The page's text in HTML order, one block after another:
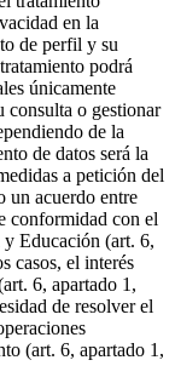
en la
de perfil y su
podrá
únicamente
consulta o gestionar
de la
de datos será la
a petición del
un acuerdo entre
conformidad con el
Educación (art. 6,
casos, el interés
6, apartado 1,
de resolver el
(art. 6, apartado 1,